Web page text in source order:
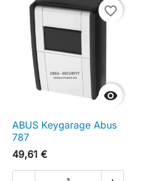

favorite_border
ABUS Keygarage Abus
787
49,61 €